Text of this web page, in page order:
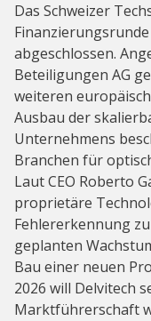
Das Schweizer
abgeschlossen.
Beteiligungen AG
weiteren
Ausbau der
Unternehmens
Branchen für
Laut CEO Roberto
proprietäre
Fehlererkennung
geplanten
Bau einer neuen
2026 will Delvitech
Marktführerschaft